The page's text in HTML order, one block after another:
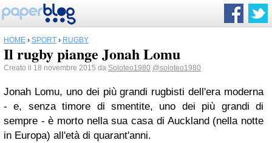
HOME › SPORT › RUGBY
Il rugby piange Jonah Lomu
Creato il 18 novembre 2015 da Soloteo1980 @soloteo1980
Jonah Lomu, uno dei più grandi rugbisti dell'era moderna
- e, senza timore di smentite, uno dei più grandi di
sempre - è morto nella sua casa di Auckland (nella notte
in Europa) all'età di quarant'anni.